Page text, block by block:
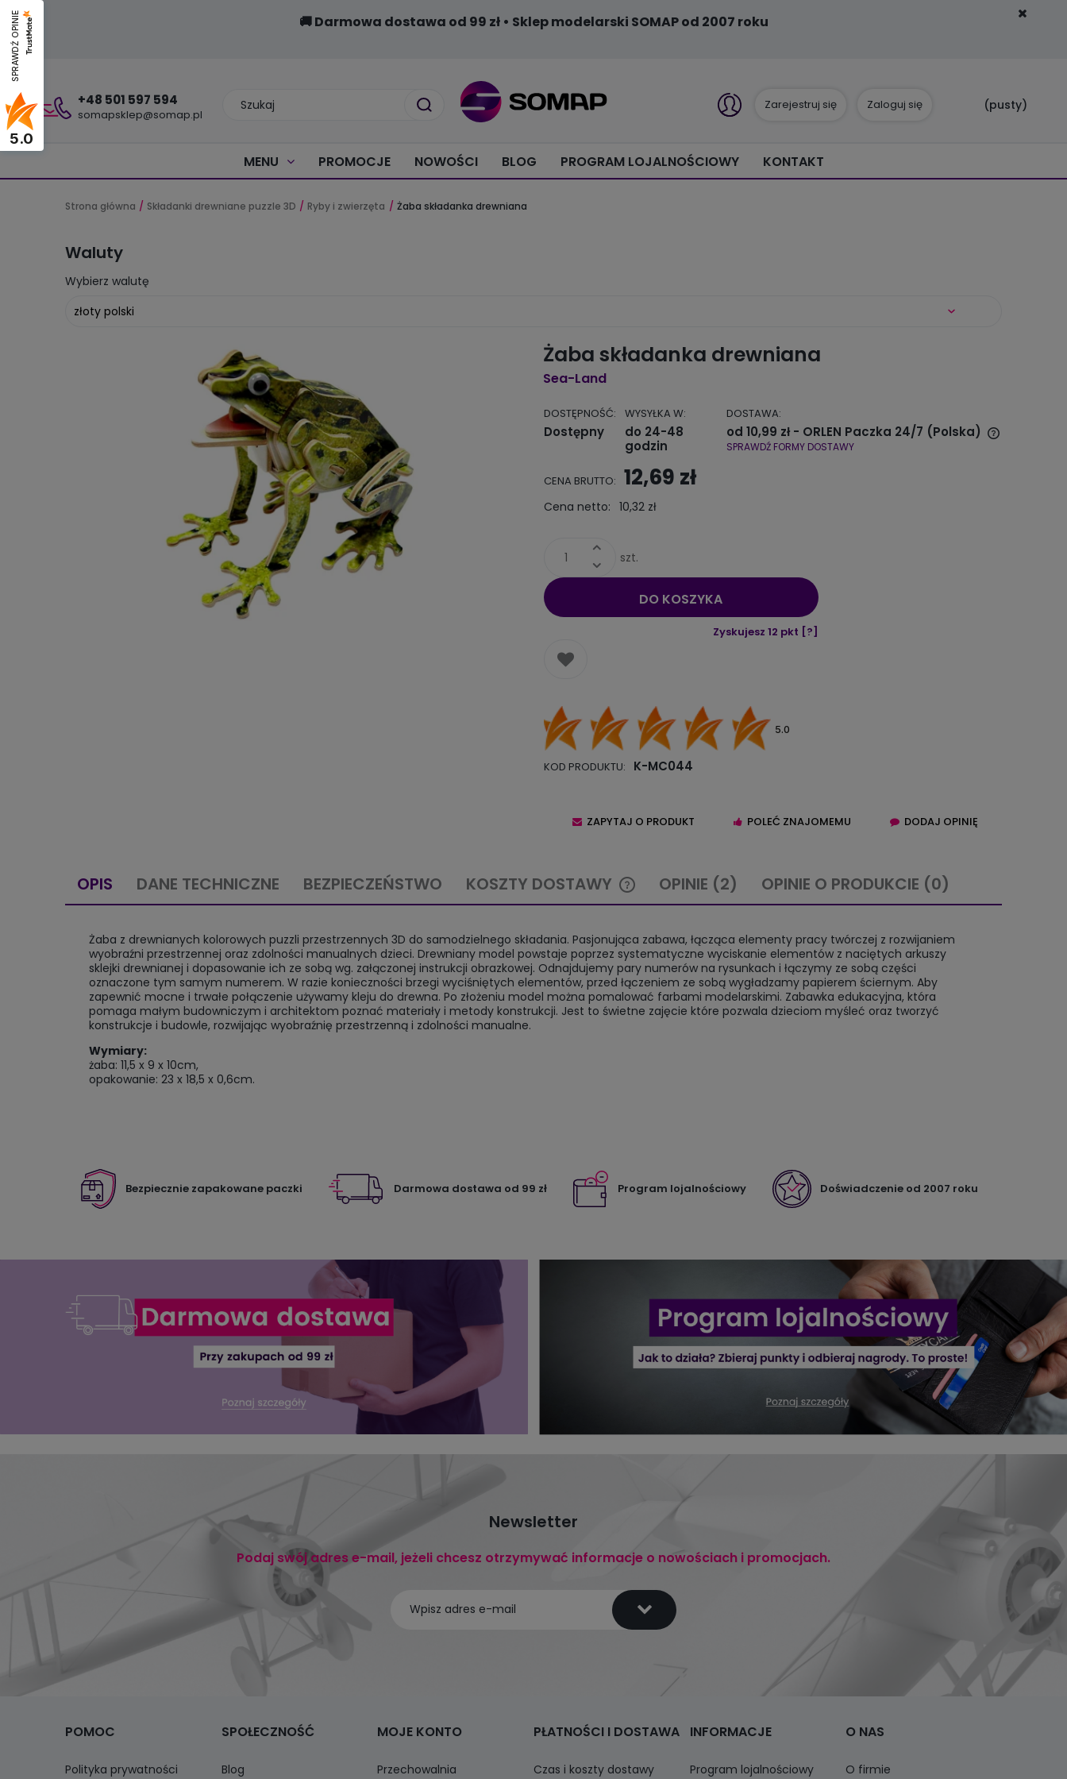
🚚 Darmowa dostawa od 99 zł • Sklep modelarski SOMAP od 2007 roku
+48 501 597 594
somapsklep@somap.pl
(pusty)
Zarejestruj się Zaloguj się
MENU PROMOCJE NOWOŚCI BLOG PROGRAM LOJALNOŚCIOWY KONTAKT
Strona główna Składanki drewniane puzzle 3D Ryby i zwierzęta Żaba składanka drewniana
Waluty
Wybierz walutę
Żaba składanka drewniana
Sea-Land
DOSTĘPNOŚĆ:
Dostępny
WYSYŁKA W:
do 24-48
godzin
DOSTAWA:
od 10,99 zł - ORLEN Paczka 24/7 (Polska)
SPRAWDŹ FORMY DOSTAWY
CENA BRUTTO: 12,69 zł
Cena netto: 10,32 zł
szt.
DO KOSZYKA
Zyskujesz 12 pkt [?]
5.0
KOD PRODUKTU: K-MC044
ZAPYTAJ O PRODUKT POLEĆ ZNAJOMEMU DODAJ OPINIĘ
OPIS DANE TECHNICZNE BEZPIECZEŃSTWO KOSZTY DOSTAWY
KOSZTÓW PŁATNOŚCI
OPINIE (2) OPINIE O PRODUKCIE (0)
Żaba z drewnianych kolorowych puzzli przestrzennych 3D do samodzielnego składania. Pasjonująca zabawa, łącząca elementy pracy twórczej z rozwijaniem
wyobraźni przestrzennej oraz zdolności manualnych dzieci. Drewniany model powstaje poprzez systematyczne wyciskanie elementów z naciętych arkuszy
sklejki drewnianej i dopasowanie ich ze sobą wg. załączonej instrukcji obrazkowej. Odnajdujemy pary numerów na rysunkach i łączymy ze sobą części
oznaczone tym samym numerem. W razie konieczności brzegi wyciśniętych elementów, przed łączeniem ze sobą wygładzamy papierem ściernym. Aby
zapewnić mocne i trwałe połączenie używamy kleju do drewna. Po złożeniu model można pomalować farbami modelarskimi. Zabawka edukacyjna, która
pomaga małym budowniczym i architektom poznać materiały i metody konstrukcji. Jest to świetne zajęcie które pozwala dzieciom myśleć oraz tworzyć
konstrukcje i budowle, rozwijając wyobraźnię przestrzenną i zdolności manualne.
Wymiary:
żaba: 11,5 x 9 x 10cm,
opakowanie: 23 x 18,5 x 0,6cm.
Bezpiecznie zapakowane paczki Darmowa dostawa od 99 zł Program lojalnościowy Doświadczenie od 2007 roku
Newsletter
Podaj swój adres e-mail, jeżeli chcesz otrzymywać informacje o nowościach i promocjach.
POMOC
Polityka prywatności
SPOŁECZNOŚĆ
Blog
MOJE KONTO
Przechowalnia
PŁATNOŚCI I DOSTAWA
Czas i koszty dostawy
INFORMACJE
Program lojalnościowy
O NAS
O firmie
SPRAWDŹ OPINIE
5.0